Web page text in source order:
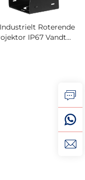
Roterende
IP67 Vandtæt